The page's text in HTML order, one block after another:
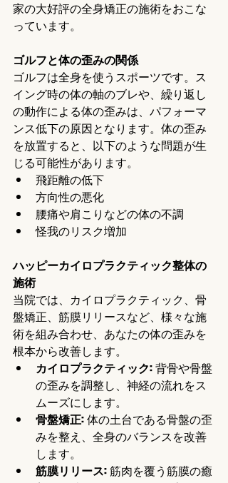
家の大好評の全身矯正の施術をおこな
っています。
ゴルフと体の歪みの関係
ゴルフは全身を使うスポーツです。ス
イング時の体の軸のブレや、繰り返し
の動作による体の歪みは、パフォーマ
ンス低下の原因となります。体の歪み
を放置すると、以下のような問題が生
じる可能性があります。
飛距離の低下
方向性の悪化
腰痛や肩こりなどの体の不調
怪我のリスク増加
ハッピーカイロプラクティック整体の
施術
当院では、カイロプラクティック、骨
盤矯正、筋膜リリースなど、様々な施
術を組み合わせ、あなたの体の歪みを
根本から改善します。
カイロプラクティック: 背骨や骨盤
の歪みを調整し、神経の流れをス
ムーズにします。
骨盤矯正: 体の土台である骨盤の歪
みを整え、全身のバランスを改善
します。
筋膜リリース: 筋肉を覆う筋膜の癒